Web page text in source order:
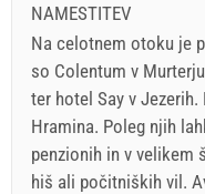
NAMESTITEV
Na celotnem otoku je
so Colentum v
ter hotel Say v
Hramina. Poleg njih
penzionih in v velikem
hiš ali počitniških vil.